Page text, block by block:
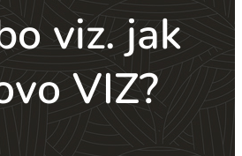
viz. jak
VIZ?